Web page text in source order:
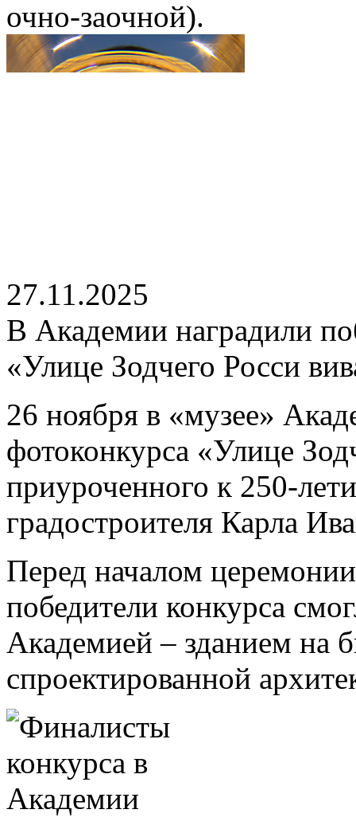
очно-заочной).
27.11.2025
В Академии наградили
«Улице Зодчего Росси
26 ноября в «музее»
фотоконкурса «Улице
приуроченного к 250-
градостроителя Карла
Перед началом
победители конкурса
Академией – зданием на
спроектированной